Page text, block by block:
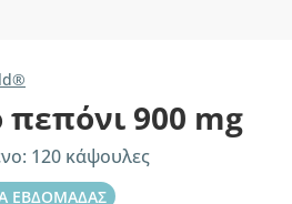
πεπόνι 900 mg
120 κάψουλες
ΕΒΔΟΜΑΔΑΣ